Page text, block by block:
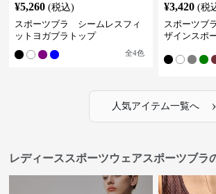
¥5,260 (税込)
スポーツブラ シームレスフィ
ットヨガブラトップ
全4色
¥3,420 (税
スポーツブ
ザインスポ
人気アイテム一覧へ ›
レディーススポーツウェアスポーツブラ